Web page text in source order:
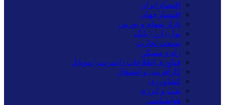
اقتصاد ایران
اقتصاد جهان
بازار سهام و بورس
پول | ارز | بانک
صنعت تجارت
راه و مسکن
فناوری اطلاعات | اینترنت | موبایل
کارآفرینی و اشتغال
کشاورزی
نفت و انرژی
هواشناسی